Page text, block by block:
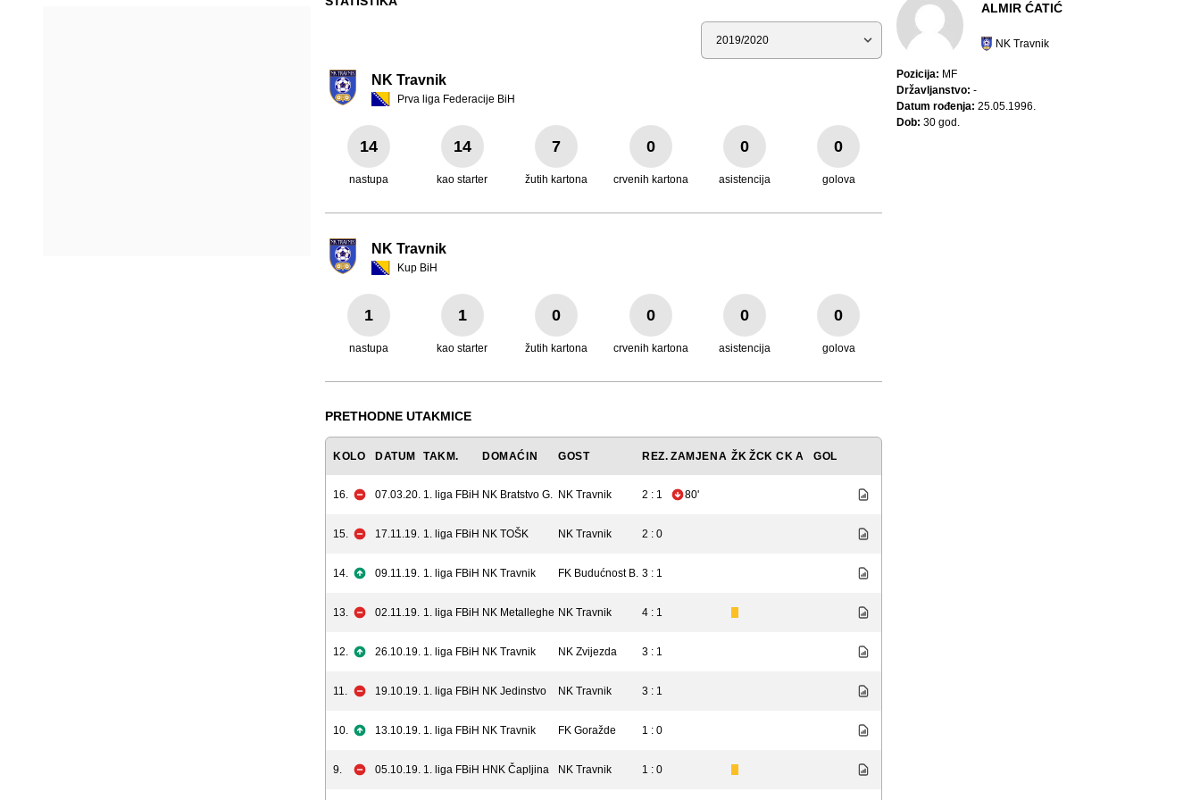
Sezona
NK Travnik
Prva liga Federacije BiH
14
nastupa
14
kao starter
7
žutih kartona
0
crvenih kartona
0
asistencija
0
golova
NK Travnik
Kup BiH
1
nastupa
1
kao starter
0
žutih kartona
0
crvenih kartona
0
asistencija
0
golova
PRETHODNE UTAKMICE
KOLO DATUM TAKM. DOMAĆIN GOST REZ. ZAMJENA ŽK ŽCK CK A GOL
16. 07.03.20. 1. liga FBiH NK Bratstvo G. NK Travnik 2 : 1 80'
15. 17.11.19. 1. liga FBiH NK TOŠK NK Travnik 2 : 0
14. 09.11.19. 1. liga FBiH NK Travnik FK Budućnost B. 3 : 1
13. 02.11.19. 1. liga FBiH NK Metalleghe NK Travnik 4 : 1
12. 26.10.19. 1. liga FBiH NK Travnik NK Zvijezda 3 : 1
11. 19.10.19. 1. liga FBiH NK Jedinstvo NK Travnik 3 : 1
10. 13.10.19. 1. liga FBiH NK Travnik FK Goražde 1 : 0
9. 05.10.19. 1. liga FBiH HNK Čapljina NK Travnik 1 : 0
ALMIR ĆATIĆ
NK Travnik
Pozicija: MF
Državljanstvo: -
Datum rođenja: 25.05.1996.
Dob: 30 god.